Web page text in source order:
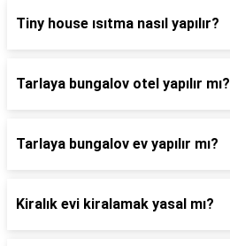
Tiny house ısıtma nasıl yapılır?
Tarlaya bungalov otel yapılır mı?
Tarlaya bungalov ev yapılır mı?
Kiralık evi kiralamak yasal mı?